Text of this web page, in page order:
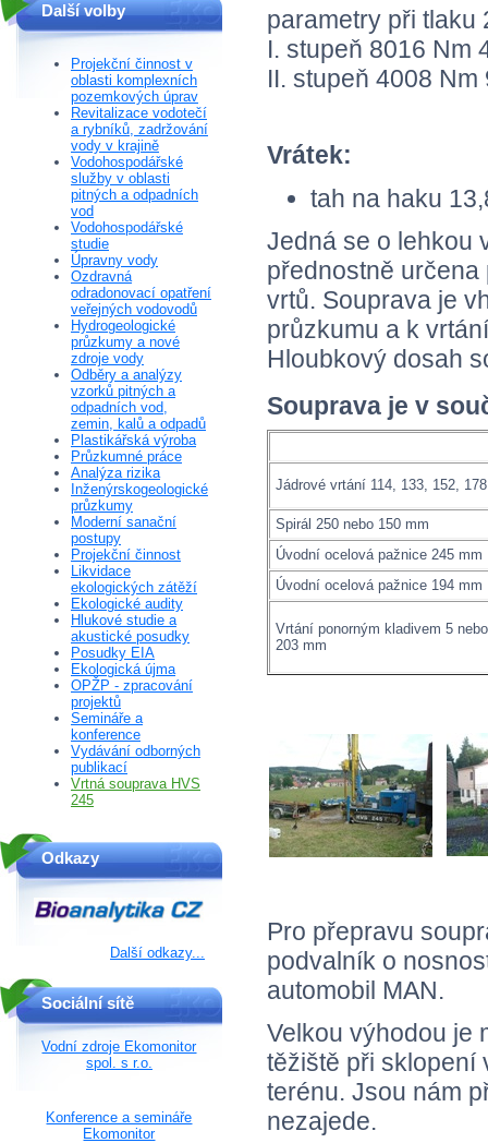
parametry při tlaku
I. stupeň 8016 Nm
II. stupeň 4008 Nm
Vrátek:
tah na haku
Jedná se o lehkou
přednostně
vrtů. Souprava je
průzkumu a k
Hloubkový dosah
Souprava je v
Jádrové vrtání 114, 133, 152,
Spirál 250 nebo 150 mm
Úvodní ocelová pažnice 245 mm
Úvodní ocelová pažnice 194 mm
Vrtání ponorným kladivem 5
203 mm
Pro přepravu
podvalník o
automobil MAN.
Velkou výhodou je
těžiště při sklopení
terénu. Jsou nám
nezajede.
Další volby
Projekční činnost v
oblasti komplexních
pozemkových úprav
Revitalizace vodotečí
a rybníků, zadržování
vody v krajině
Vodohospodářské
služby v oblasti
pitných a odpadních
vod
Vodohospodářské
studie
Úpravny vody
Ozdravná
odradonovací opatření
veřejných vodovodů
Hydrogeologické
průzkumy a nové
zdroje vody
Odběry a analýzy
vzorků pitných a
odpadních vod,
zemin, kalů a odpadů
Plastikářská výroba
Průzkumné práce
Analýza rizika
Inženýrskogeologické
průzkumy
Moderní sanační
postupy
Projekční činnost
Likvidace
ekologických zátěží
Ekologické audity
Hlukové studie a
akustické posudky
Posudky EIA
Ekologická újma
OPŽP - zpracování
projektů
Semináře a
konference
Vydávání odborných
publikací
Vrtná souprava HVS
245
Odkazy
Další odkazy...
Sociální sítě
Vodní zdroje Ekomonitor
spol. s r.o.
Konference a semináře
Ekomonitor